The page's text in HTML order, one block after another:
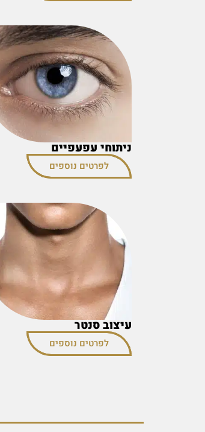
ניתוחי עפעפיים
לפרטים נוספים
עיצוב סנטר
לפרטים נוספים